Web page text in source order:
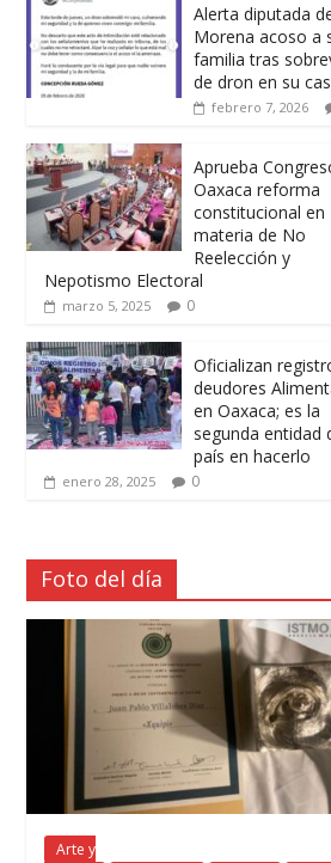
Alerta diputada
Morena acoso a
familia tras
de dron en su
febrero 7, 2026
Aprueba
Oaxaca reforma
constitucional en
materia de No
Reelección y
Nepotismo Electoral
marzo 5, 2025 0
Oficializan
deudores
en Oaxaca; es la
segunda entidad
país en hacerlo
enero 28, 2025 0
Foto del día
Arte y